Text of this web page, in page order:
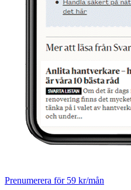
Prenumerera för 59 kr/mån